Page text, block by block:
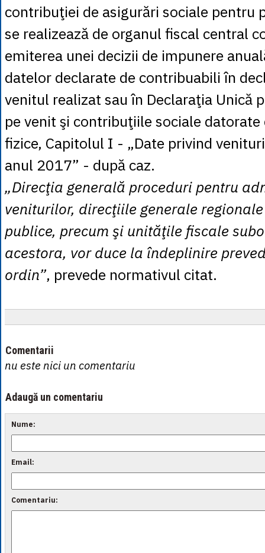
contribuţiei de asigurări sociale pentru
se realizează de organul fiscal central
emiterea unei decizii de impunere
datelor declarate de contribuabili în
venitul realizat sau în Declaraţia Unică
pe venit şi contribuţiile sociale datorate
fizice, Capitolul I - „Date privind
anul 2017” - după caz.
„Direcţia generală proceduri pentru
veniturilor, direcţiile generale
publice, precum şi unităţile fiscale
acestora, vor duce la îndeplinire
ordin”, prevede normativul citat.
Comentarii
nu este nici un comentariu
Adaugă un comentariu
Nume:
Email:
Comentariu: